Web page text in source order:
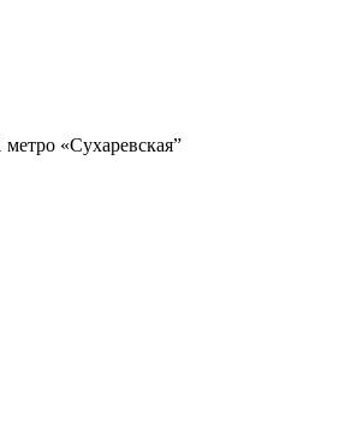
метро «Сухаревская”